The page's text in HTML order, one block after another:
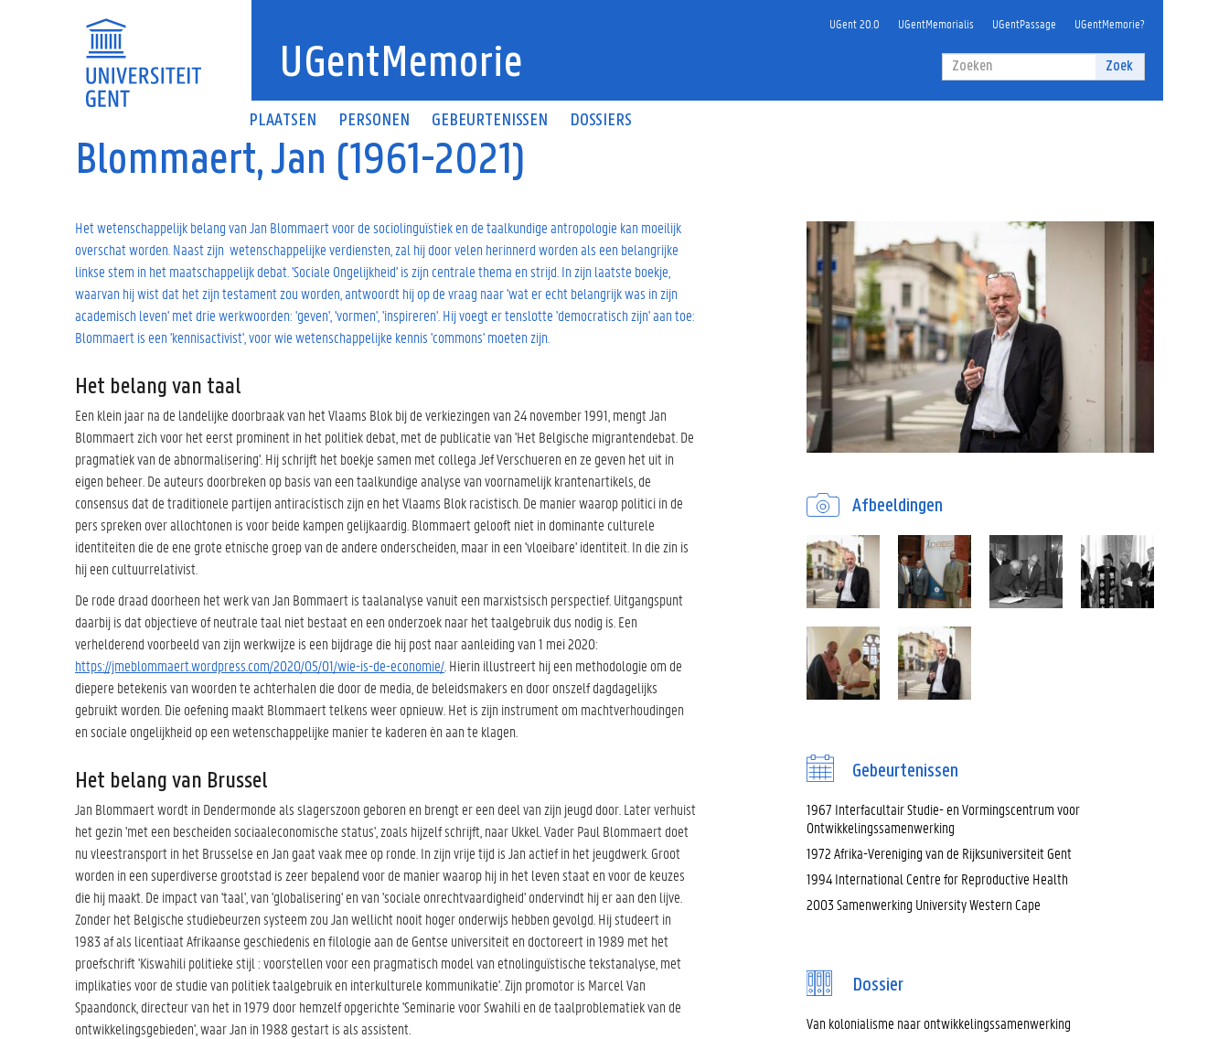
UGentMemorie Zoekveld Zoek
Zoeken
UGent 20.0 UGentMemorialis UGentPassage UGentMemorie?
PLAATSEN PERSONEN GEBEURTENISSEN DOSSIERS
Blommaert, Jan (1961-2021)
Het wetenschappelijk belang van Jan Blommaert voor de sociolinguïstiek en de taalkundige antropologie kan moeilijk
overschat worden. Naast zijn wetenschappelijke verdiensten, zal hij door velen herinnerd worden als een belangrijke
linkse stem in het maatschappelijk debat. 'Sociale Ongelijkheid' is zijn centrale thema en strijd. In zijn laatste boekje,
waarvan hij wist dat het zijn testament zou worden, antwoordt hij op de vraag naar 'wat er echt belangrijk was in zijn
academisch leven' met drie werkwoorden: 'geven', 'vormen', 'inspireren'. Hij voegt er tenslotte 'democratisch zijn' aan toe:
Blommaert is een 'kennisactivist', voor wie wetenschappelijke kennis 'commons' moeten zijn.
Het belang van taal
Een klein jaar na de landelijke doorbraak van het Vlaams Blok bij de verkiezingen van 24 november 1991, mengt Jan
Blommaert zich voor het eerst prominent in het politiek debat, met de publicatie van 'Het Belgische migrantendebat. De
pragmatiek van de abnormalisering'. Hij schrijft het boekje samen met collega Jef Verschueren en ze geven het uit in
eigen beheer. De auteurs doorbreken op basis van een taalkundige analyse van voornamelijk krantenartikels, de
consensus dat de traditionele partijen antiracistisch zijn en het Vlaams Blok racistisch. De manier waarop politici in de
pers spreken over allochtonen is voor beide kampen gelijkaardig. Blommaert gelooft niet in dominante culturele
identiteiten die de ene grote etnische groep van de andere onderscheiden, maar in een 'vloeibare' identiteit. In die zin is
hij een cultuurrelativist.
De rode draad doorheen het werk van Jan Bommaert is taalanalyse vanuit een marxistsisch perspectief. Uitgangspunt
daarbij is dat objectieve of neutrale taal niet bestaat en een onderzoek naar het taalgebruik dus nodig is. Een
verhelderend voorbeeld van zijn werkwijze is een bijdrage die hij post naar aanleiding van 1 mei 2020:
https://jmeblommaert.wordpress.com/2020/05/01/wie-is-de-economie/ . Hierin illustreert hij een methodologie om de
diepere betekenis van woorden te achterhalen die door de media, de beleidsmakers en door onszelf dagdagelijks
gebruikt worden. Die oefening maakt Blommaert telkens weer opnieuw. Het is zijn instrument om machtverhoudingen
en sociale ongelijkheid op een wetenschappelijke manier te kaderen èn aan te klagen.
Het belang van Brussel
Jan Blommaert wordt in Dendermonde als slagerszoon geboren en brengt er een deel van zijn jeugd door. Later verhuist
het gezin 'met een bescheiden sociaaleconomische status', zoals hijzelf schrijft, naar Ukkel. Vader Paul Blommaert doet
nu vleestransport in het Brusselse en Jan gaat vaak mee op ronde. In zijn vrije tijd is Jan actief in het jeugdwerk. Groot
worden in een superdiverse grootstad is zeer bepalend voor de manier waarop hij in het leven staat en voor de keuzes
die hij maakt. De impact van 'taal', van 'globalisering' en van 'sociale onrechtvaardigheid' ondervindt hij er aan den lijve.
Zonder het Belgische studiebeurzen systeem zou Jan wellicht nooit hoger onderwijs hebben gevolgd. Hij studeert in
1983 af als licentiaat Afrikaanse geschiedenis en filologie aan de Gentse universiteit en doctoreert in 1989 met het
proefschrift'Kiswahili politieke stijl : voorstellen voor een pragmatisch model van etnolinguïstische tekstanalyse, met
implikaties voor de studie van politiek taalgebruik en interkulturele kommunikatie'. Zijn promotor is Marcel Van
Spaandonck, directeur van het in 1979 door hemzelf opgerichte 'Seminarie voor Swahili en de taalproblematiek van de
ontwikkelingsgebieden', waar Jan in 1988 gestart is als assistent.
Afbeeldingen
Gebeurtenissen
1967 Interfacultair Studie- en Vormingscentrum voor
Ontwikkelingssamenwerking
1972 Afrika-Vereniging van de Rijksuniversiteit Gent
1994 International Centre for Reproductive Health
2003 Samenwerking University Western Cape
Dossier
Van kolonialisme naar ontwikkelingssamenwerking